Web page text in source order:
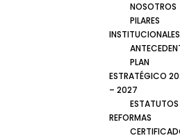
NOSOTROS
PILARES
INSTITUCIONALES
PLAN
ESTRATÉGICO
– 2027
ESTATUTOS
REFORMAS